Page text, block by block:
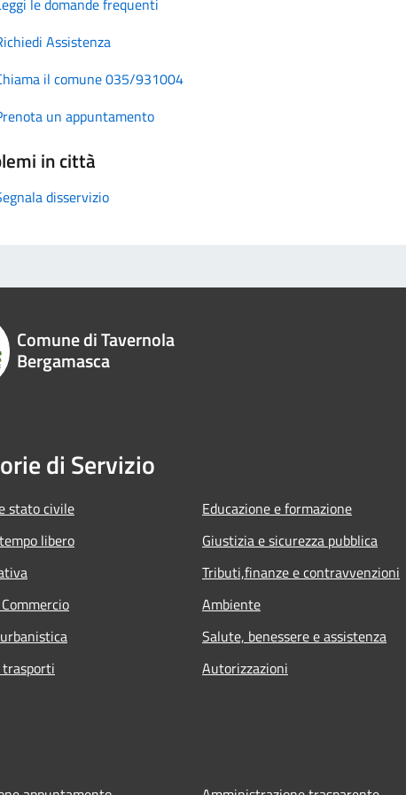
Assistenza
il comune 035/931004
un appuntamento
in città
disservizio
Comune di Tavernola
Bergamasca
di Servizio
stato civile
libero
Educazione e formazione
Giustizia e sicurezza pubblica
Tributi,finanze e contravvenzioni
Ambiente
Salute, benessere e assistenza
Autorizzazioni